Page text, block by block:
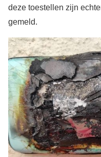
deze toestellen zijn
gemeld.